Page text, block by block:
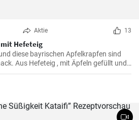
Aktie 13
Hefeteig
diese bayrischen Apfelkrapfen sind
Aus Hefeteig , mit Äpfeln gefüllt und
in Zimtzucker gewälzt und frisch